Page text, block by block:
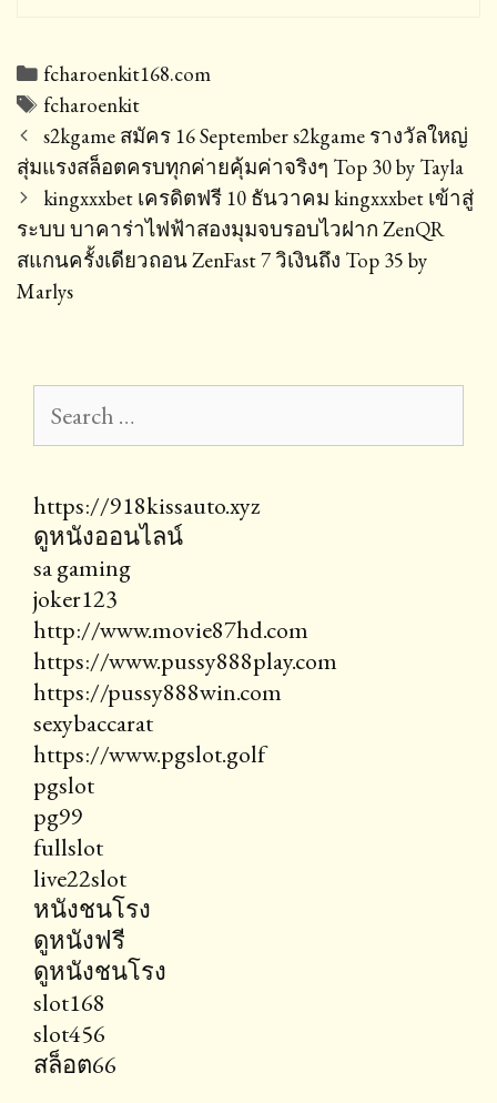
Categories
fcharoenkit168.com
Tags
fcharoenkit
Post
navigation
s2kgame สมัคร 16 September s2kgame รางวัลใหญ่
สุ่มแรงสล็อตครบทุกค่ายคุ้มค่าจริงๆ Top 30 by Tayla
kingxxxbet เครดิตฟรี 10 ธันวาคม kingxxxbet เข้าสู่
ระบบ บาคาร่าไฟฟ้าสองมุมจบรอบไวฝาก ZenQR
สแกนครั้งเดียวถอน ZenFast 7 วิเงินถึง Top 35 by
Marlys
for:
https://918kissauto.xyz
ดูหนังออนไลน์
sa gaming
joker123
http://www.movie87hd.com
https://www.pussy888play.com
https://pussy888win.com
sexybaccarat
https://www.pgslot.golf
pgslot
pg99
fullslot
live22slot
หนังชนโรง
ดูหนังฟรี
ดูหนังชนโรง
slot168
slot456
สล็อต66